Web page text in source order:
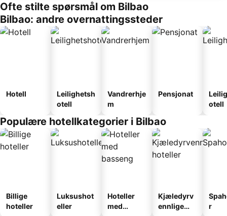
Ofte stilte spørsmål om Bilbao
Bilbao: andre overnattingssteder
Hotell
Leilighetsh
otell
Vandrerhje
m
Pensjonat
otell
Populære hotellkategorier i Bilbao
Billige
hoteller
Luksushot
eller
Hoteller
med
Kjæledyrv
ennlige
r